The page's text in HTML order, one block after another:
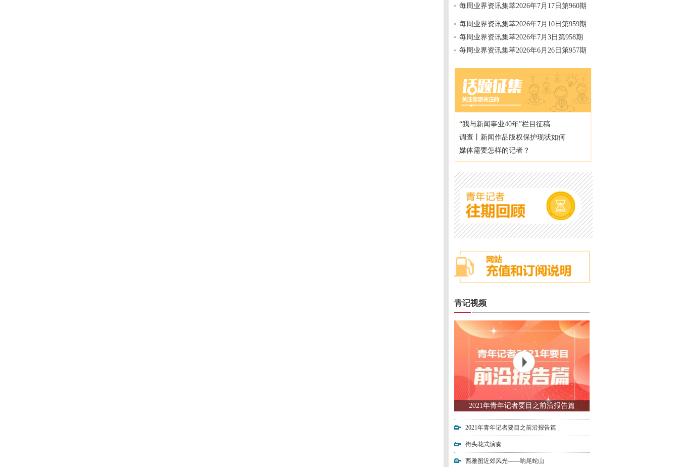
每周业界资讯集萃2026年7月17日第960期
每周业界资讯集萃2026年7月10日第959期
每周业界资讯集萃2026年7月3日第958期
每周业界资讯集萃2026年6月26日第957期
“我与新闻事业40年”栏目征稿
调查丨新闻作品版权保护现状如何
媒体需要怎样的记者？
青记视频
2021年青年记者要目之前沿报告篇
2021年青年记者要目之前沿报告篇
街头花式演奏
西雅图近郊风光——响尾蛇山